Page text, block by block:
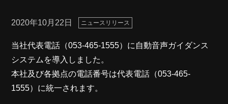
2020年10月22日 ニュースリリース
当社代表電話（053-465-1555）に自動音声ガイダンス
システムを導入しました。
本社及び各拠点の電話番号は代表電話（053-465-
1555）に統一されます。